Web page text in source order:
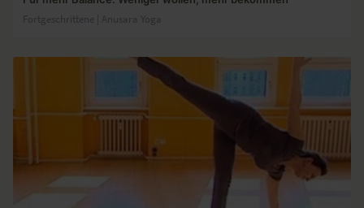
Fortgeschrittene | Anusara Yoga